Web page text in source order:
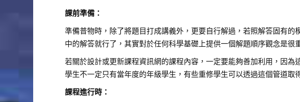
課前準備：
準備普物時，除了將題目打成講義外，更要自行解過，若照解答固有的
中的解答就行了，其實對於任何科學基礎上提供一個解題順序觀念是很
若關於設計或更新課程資訊網的課程內容，一定要能夠善加利用，因
學生不一定只有當年度的年級學生，有些重修學生可以透過這個管道取
課程進行時：